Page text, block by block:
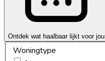
Ontdek wat haalbaar lijkt voor jou
Woningtype